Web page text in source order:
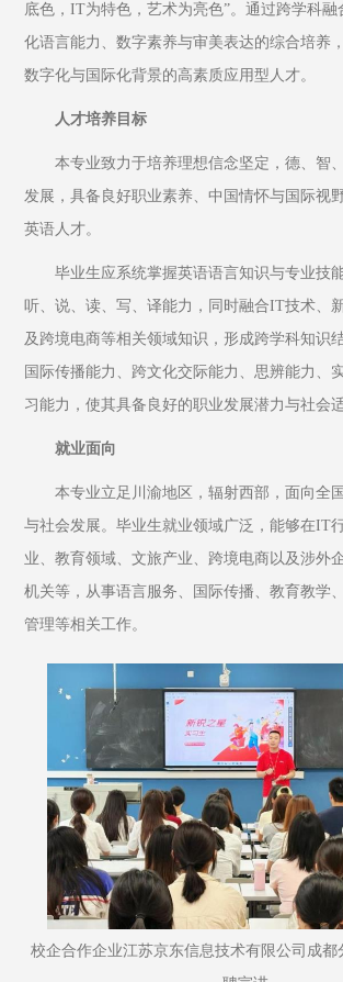
底色，IT为特色，艺术为亮色”。通过跨学科融
化语言能力、数字素养与审美表达的综合培养
数字化与国际化背景的高素质应用型人才。
人才培养目标
本专业致力于培养理想信念坚定，德、智
发展，具备良好职业素养、中国情怀与国际视
英语人才。
毕业生应系统掌握英语语言知识与专业技
听、说、读、写、译能力，同时融合IT技术、
及跨境电商等相关领域知识，形成跨学科知识
国际传播能力、跨文化交际能力、思辨能力、
习能力，使其具备良好的职业发展潜力与社会
就业面向
本专业立足川渝地区，辐射西部，面向全
与社会发展。毕业生就业领域广泛，能够在IT
业、教育领域、文旅产业、跨境电商以及涉外
机关等，从事语言服务、国际传播、教育教学
管理等相关工作。
校企合作企业江苏京东信息技术有限公司成都